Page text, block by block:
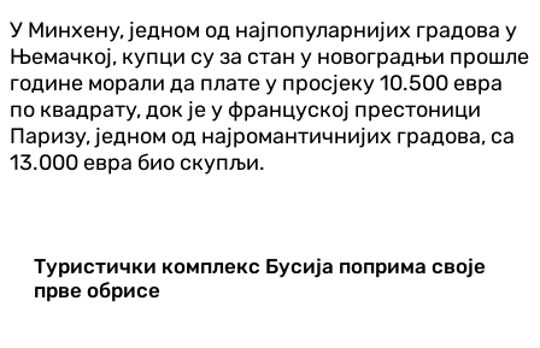
У Минхену, једном од најпопуларнијих градова у
Њемачкој, купци су за стан у новоградњи прошле
године морали да плате у просјеку 10.500 евра
по квадрату, док је у француској престоници
Паризу, једном од најромантичнијих градова, са
13.000 евра био скупљи.
Туристички комплекс Бусија поприма своје
прве обрисе